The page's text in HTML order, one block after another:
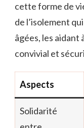
cette forme de
de l’isolement
âgées, les aidant
convivial et
Aspects
Solidarité